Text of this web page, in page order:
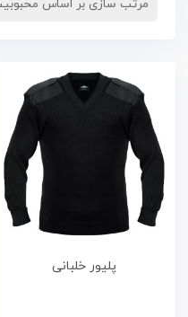
پلیور خلبانی